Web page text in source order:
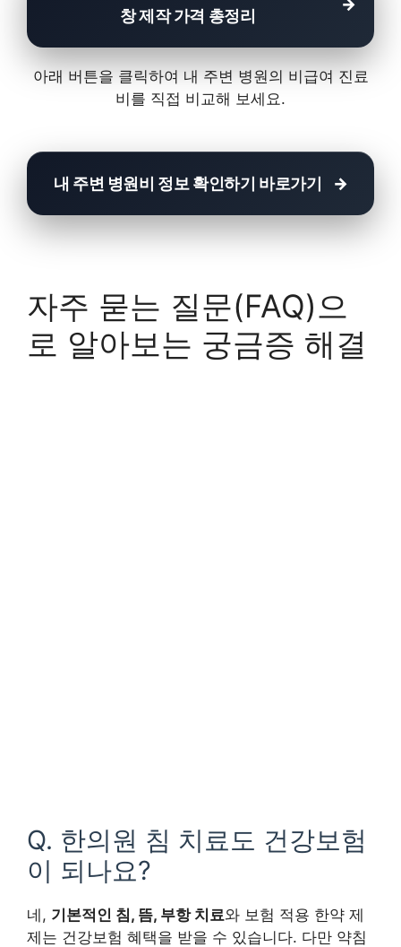
창 제작 가격 총정리
아래 버튼을 클릭하여 내 주변 병원의 비급여 진료
비를 직접 비교해 보세요.
내 주변 병원비 정보 확인하기 바로가기
자주 묻는 질문(FAQ)으
로 알아보는 궁금증 해결
Q. 한의원 침 치료도 건강보험
이 되나요?
네, 기본적인 침, 뜸, 부항 치료와 보험 적용 한약 제
제는 건강보험 혜택을 받을 수 있습니다. 다만 약침